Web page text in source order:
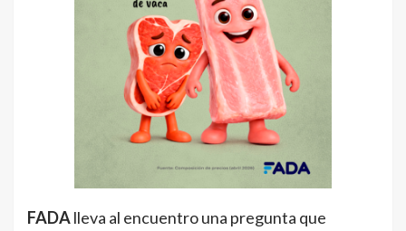
FADAlleva al encuentro una pregunta que